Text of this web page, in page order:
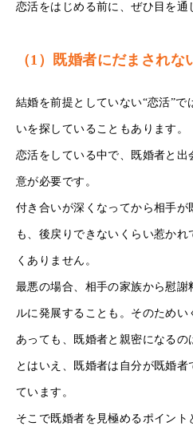
恋活をはじめる前に、ぜひ目を通
（1）既婚者にだまされな
結婚を前提としていない“恋活”
いを探していることもあります。
恋活をしている中で、既婚者と
意が必要です。
付き合いが深くなってから相手が
も、後戻りできないくらい惹か
くありません。
最悪の場合、相手の家族から慰
ルに発展することも。そのため
あっても、既婚者と親密になるの
とはいえ、既婚者は自分が既婚
ています。
そこで既婚者を見極めるポイント